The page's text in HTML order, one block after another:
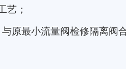
艺；
与原最小流量阀检修隔离阀